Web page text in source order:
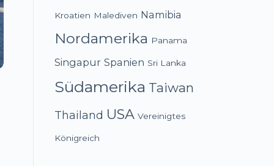
Kroatien Malediven Namibia
Nordamerika Panama
Singapur Spanien Sri Lanka
Südamerika Taiwan
Thailand USA Vereinigtes
Königreich